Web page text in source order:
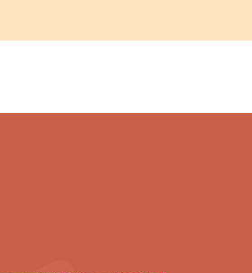
Heures du Cuir », gage de qualité et de